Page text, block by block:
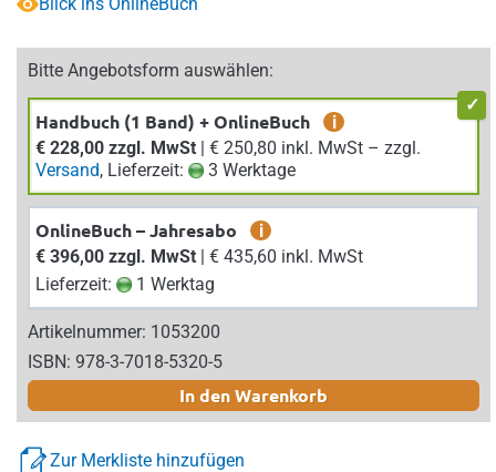
Bitte Angebotsform auswählen:
Handbuch (1 Band) + OnlineBuch
i
€ 228,00 zzgl. MwSt
| € 250,80 inkl. MwSt – zzgl.
Versand, Lieferzeit: 3 Werktage
OnlineBuch – Jahresabo
i
€ 396,00 zzgl. MwSt
| € 435,60 inkl. MwSt
Lieferzeit:
1 Werktag
Artikelnummer: 1053200
ISBN: 978-3-7018-5320-5
In den Warenkorb
Zur Merkliste hinzufügen